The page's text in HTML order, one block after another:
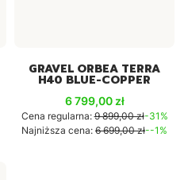
GRAVEL ORBEA TERRA
H40 BLUE-COPPER
Cena promocyjna
6 799,00 zł
Cena regularna: 9 899,00 zł-31%
Najniższa cena: 6 699,00 zł--1%